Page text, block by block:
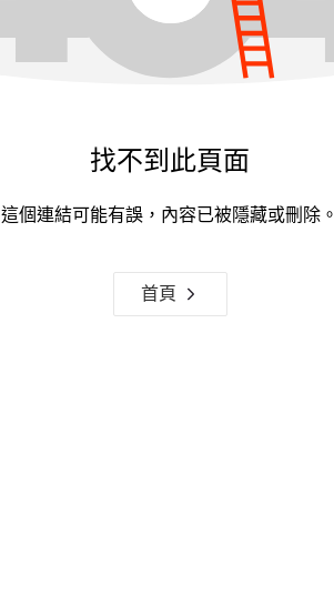
找不到此頁面
這個連結可能有誤，內容已被隱藏或刪除。
首頁